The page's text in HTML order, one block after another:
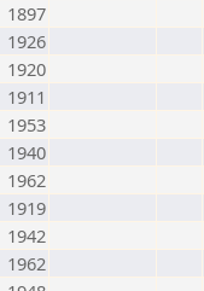
1897
1926
1920
1911
1953
1940
1962
1919
1942
1962